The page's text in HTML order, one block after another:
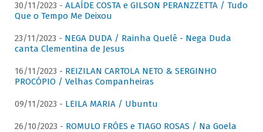
30/11/2023 - ALAÍDE COSTA e GILSON PERANZZETTA / Tudo
Que o Tempo Me Deixou
23/11/2023 - NEGA DUDA / Rainha Quelê - Nega Duda
canta Clementina de Jesus
16/11/2023 - REIZILAN CARTOLA NETO & SERGINHO
PROCÓPIO / Velhas Companheiras
09/11/2023 - LEILA MARIA / Ubuntu
26/10/2023 - ROMULO FRÓES e TIAGO ROSAS / Na Goela